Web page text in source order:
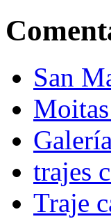
San
trajes
Traje